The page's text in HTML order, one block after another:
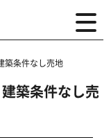
条件なし売地
築条件なし売